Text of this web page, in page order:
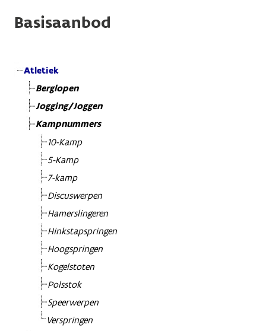
Basisaanbod
Atletiek
Berglopen
Jogging/Joggen
Kampnummers
10-Kamp
5-Kamp
7-kamp
Discuswerpen
Hamerslingeren
Hinkstapspringen
Hoogspringen
Kogelstoten
Polsstok
Speerwerpen
Verspringen